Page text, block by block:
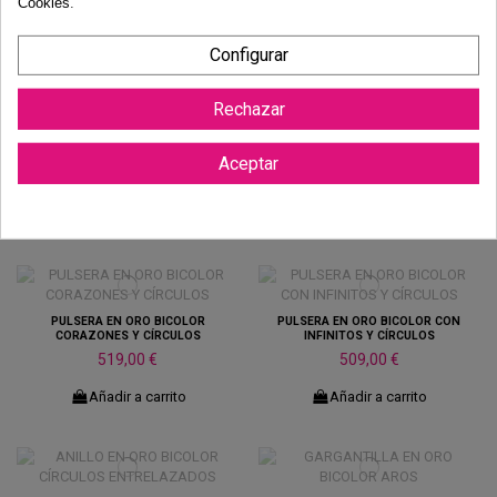
Añadir a carrito
PENDIENTES EN ORO BICOLOR
PULSERA EN ORO BICOLOR AROS
PULSERA EN ORO BICOLOR
CORAZONES Y CÍRCULOS
519,00 €
Añadir a carrito
PULSERA EN ORO BICOLOR CON
INFINITOS Y CÍRCULOS
509,00 €
Añadir a carrito
Configurar
Rechazar
Aceptar